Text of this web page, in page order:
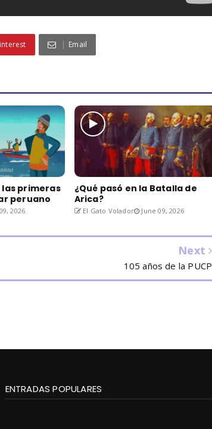
Email
primeras
peruano
2026
¿Qué pasó en la Batalla de
Arica?
El Gato Volador June 09, 2026
Next
105 años de la PUCP
ENTRADAS POPULARES